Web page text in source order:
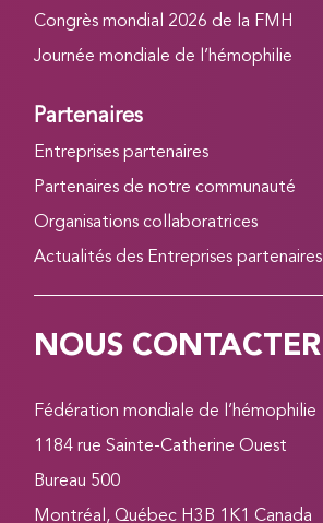
Congrès mondial 2026 de la FMH
Journée mondiale de l’hémophilie
Partenaires
Entreprises partenaires
Partenaires de notre communauté
Organisations collaboratrices
Actualités des Entreprises partenaires
NOUS CONTACTER
Fédération mondiale de l’hémophilie
1184 rue Sainte-Catherine Ouest
Bureau 500
Montréal, Québec H3B 1K1 Canada